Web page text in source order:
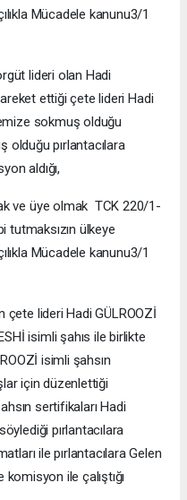
Mücadele kanunu3/1
lideri olan Hadi
ettiği çete lideri Hadi
sokmuş olduğu
olduğu pırlantacılara
aldığı,
ve üye olmak TCK 220/1-
tutmaksızın ülkeye
Mücadele kanunu3/1
çete lideri Hadi GÜLROOZİ
isimli şahıs ile birlikte
isimli şahsın
için düzenlettiği
sertifikaları Hadi
pırlantacılara
ile pırlantacılara Gelen
komisyon ile çalıştığı